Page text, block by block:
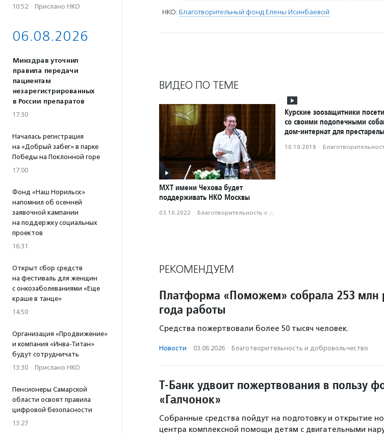
10:52 · Прислано НКО
06.08.2026
Минздрав уточнил
правила передачи
пациентам
незарегистрированных
в России препаратов
17:30
Началась регистрация
на «Добрый забег» в парке
Победы на Поклонной горе
17:00
Фонд «Наш Норильск»
напомнил об осенней
заявочной кампании
на поддержку социальных
проектов
16:31
Открыт сбор средств
на фестиваль для женщин
с онкозаболеваниями «Еще
краше в танце»
14:50
Организация «Продвижение»
и компания «Инва-Титан»
будут сотрудничать
13:30 · Прислано НКО
Пенсионеры Самарской
области освоят правила
цифровой безопасности
13:27
НКО: Благотворительный фонд Елены Исинбаевой
ВИДЕО ПО ТЕМЕ
МХТ имени Чехова будет
поддерживать НКО Москвы
03.10.2022 · Благотвори­тель­ность и доброволь­чест­во
Курские зоозащитники
со своими подопечными
дом-интернат для
10.10.2018 ·
РЕКОМЕНДУЕМ
Платформа «Поможем» собрала 253 млн
года работы
Средства пожертвовали более 50 тысяч человек.
Новости · 03.08.2026 · Благотвори­тель­ность и доброволь­чест­во
Т-Банк удвоит пожертвования в пользу
«Галчонок»
Собранные средства пойдут на подготовку и открытие
центра комплексной помощи детям с двигательными